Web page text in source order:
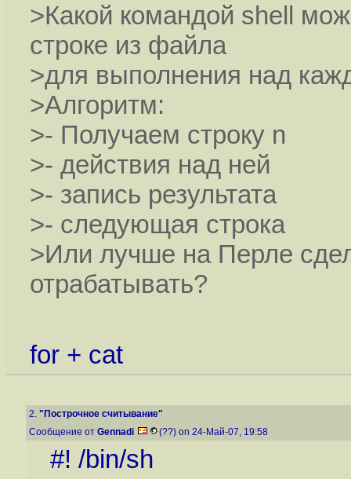
>Какой командой shell
строке из файла
>для выполнения над
>Алгоритм:
>- Получаем строку n
>- действия над ней
>- запись результата
>- следующая строка
>Или лучше на Перле
отрабатывать?
for + cat
2. "Построчное считывание"
Сообщение от Gennadi (??) on 24-Май-07, 19:58
#! /bin/sh